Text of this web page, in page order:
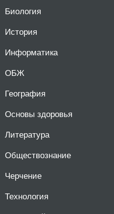
Биология
История
Информатика
ОБЖ
География
Основы здоровья
Литература
Обществознание
Черчение
Технология